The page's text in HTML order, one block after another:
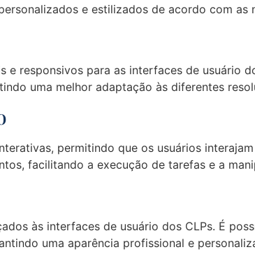
e estilizados de acordo com as
e responsivos para as interfaces de usuário
uma melhor adaptação às diferentes
permitindo que os usuários
facilitando a execução de tarefas e a
às interfaces de usuário dos CLPs. É
uma aparência profissional e